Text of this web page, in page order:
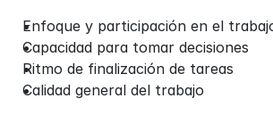
Enfoque y participación en el
Capacidad para tomar decisiones
Ritmo de finalización de tareas
Calidad general del trabajo